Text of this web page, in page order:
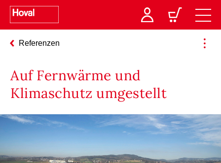
Referenzen
Auf Fernwärme und
Klimaschutz umgestellt